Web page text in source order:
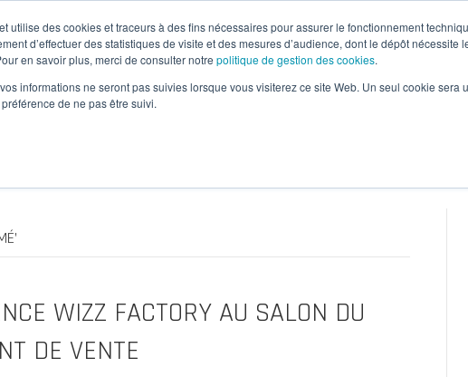
utilise des cookies et traceurs à des fins nécessaires pour assurer le fonctionnement
d’effectuer des statistiques de visite et des mesures d’audience, dont le dépôt nécessite
en savoir plus, merci de consulter notre politique de gestion des cookies.
informations ne seront pas suivies lorsque vous visiterez ce site Web. Un seul cookie sera
de ne pas être suivi.
prestations Nos moyens Nos
WIZZ FACTORY AU SALON DU
DE VENTE